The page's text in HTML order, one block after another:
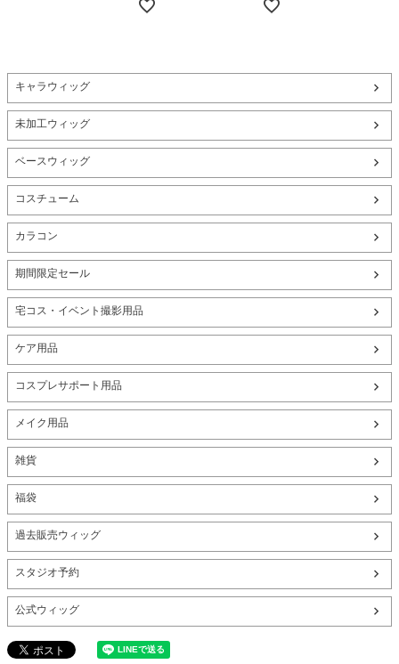
キャラウィッグ
未加工ウィッグ
ベースウィッグ
コスチューム
カラコン
期間限定セール
宅コス・イベント撮影用品
ケア用品
コスプレサポート用品
メイク用品
雑貨
福袋
過去販売ウィッグ
スタジオ予約
公式ウィッグ